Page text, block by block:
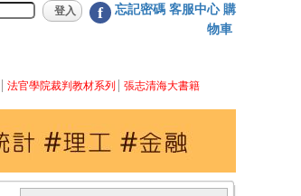
f 忘記密碼 客服中心 購
物車
法官學院裁判教材系列 張志清海大書籍